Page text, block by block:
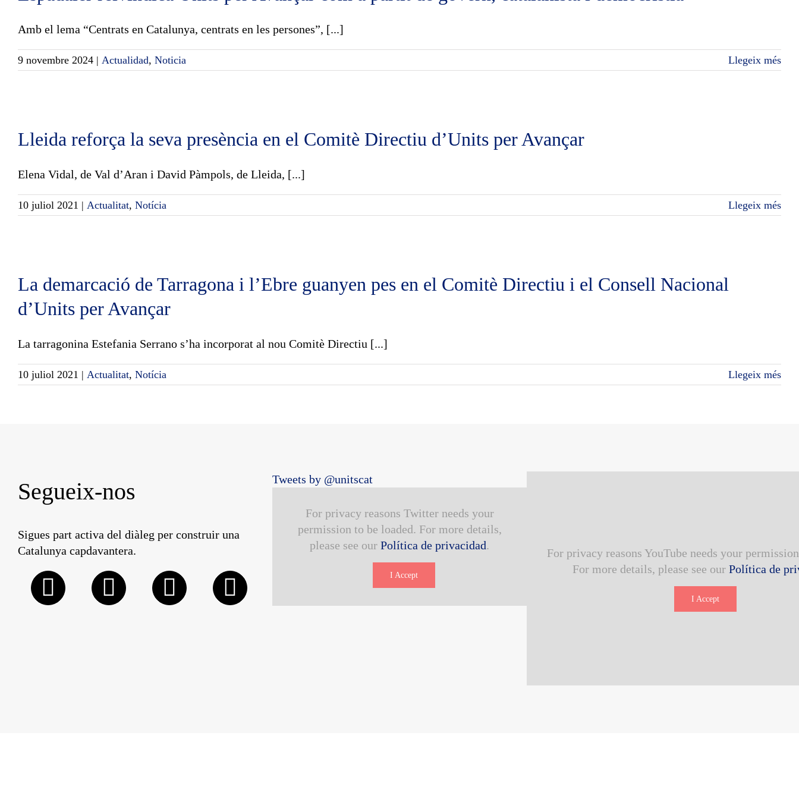
Amb el lema “Centrats en Catalunya, centrats en les persones”, [...]
9 novembre 2024 | Actualidad, Noticia Llegeix més
Lleida reforça la seva presència en el Comitè Directiu d’Units per Avançar
Elena Vidal, de Val d’Aran i David Pàmpols, de Lleida, [...]
10 juliol 2021 | Actualitat, Notícia Llegeix més
La demarcació de Tarragona i l’Ebre guanyen pes en el Comitè Directiu i el Consell Nacional
d’Units per Avançar
La tarragonina Estefania Serrano s’ha incorporat al nou Comitè Directiu [...]
10 juliol 2021 | Actualitat, Notícia Llegeix més
Segueix-nos
Sigues part activa del diàleg per construir una
Catalunya capdavantera.
Tweets by @unitscat
For privacy reasons Twitter needs your
permission to be loaded. For more details,
please see our Política de privacidad.
I Accept
For privacy reasons YouTube needs your
For more details, please see our Política de
I Accept